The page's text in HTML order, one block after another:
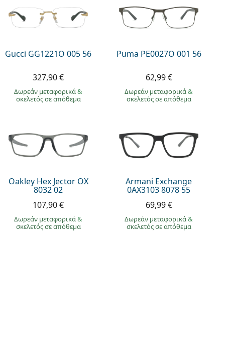
Gucci GG1221O 005 56
327,90 €
Δωρεάν μεταφορικά&
σκελετός σε απόθεμα
Puma PE0027O 001 56
62,99 €
Δωρεάν μεταφορικά&
σκελετός σε απόθεμα
Oakley Hex Jector OX
8032 02
107,90 €
Δωρεάν μεταφορικά&
σκελετός σε απόθεμα
Armani Exchange
0AX3103 8078 55
69,99 €
Δωρεάν μεταφορικά&
σκελετός σε απόθεμα